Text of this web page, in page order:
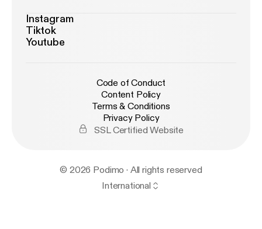
Instagram
Tiktok
Youtube
Code of Conduct
Content Policy
Terms & Conditions
Privacy Policy
SSL Certified Website
© 2026 Podimo · All rights reserved
International